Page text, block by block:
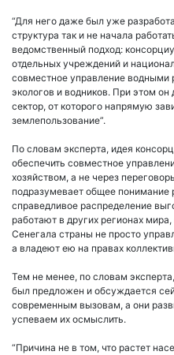
“Для него даже был уже
структура так и не начала
ведомственный подход:
отдельных учреждений и
совместное управление водными
экологов и водников. При этом
сектор, от которого напрямую
землепользование”.
По словам эксперта, идея
обеспечить совместное
хозяйством, а не через
подразумевает общее понимание
справедливое распределение
работают в других регионах
Сенегала страны не просто
а владеют ею на правах
Тем не менее, по словам
был предложен и обсуждается
современным вызовам, а они
успеваем их осмыслить.
“Причина не в том, что растет